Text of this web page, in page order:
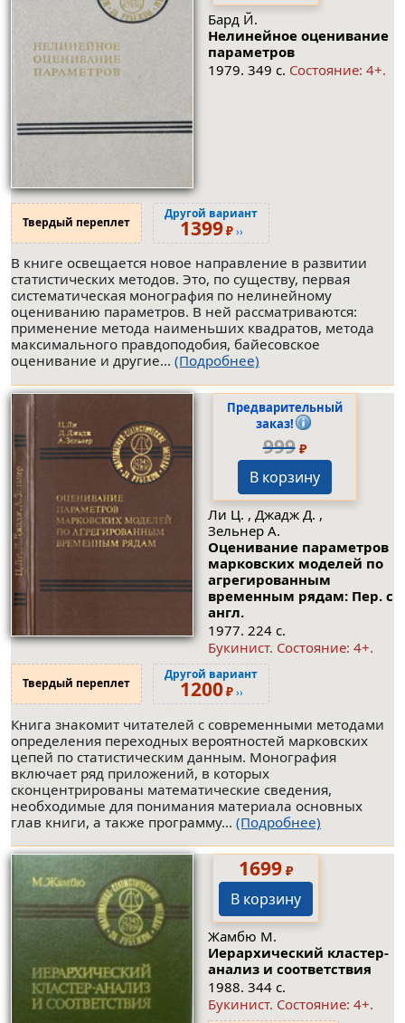
Бард Й.
Нелинейное оценивание
параметров
1979. 349 с. Состояние: 4+.
Твердый переплет
Другой вариант
1399₽››
В книге освещается новое направление в развитии
статистических методов. Это, по существу, первая
систематическая монография по нелинейному
оцениванию параметров. В ней рассматриваются:
применение метода наименьших квадратов, метода
максимального правдоподобия, байесовское
оценивание и другие... (Подробнее)
Предварительный
заказ!
999₽
В корзину
Ли Ц. , Джадж Д. ,
Зельнер А.
Оценивание параметров
марковских моделей по
агрегированным
временным рядам: Пер. с
англ.
1977. 224 с.
Букинист. Состояние: 4+.
Твердый переплет
Другой вариант
1200₽››
Книга знакомит читателей с современными методами
определения переходных вероятностей марковских
цепей по статистическим данным. Монография
включает ряд приложений, в которых
сконцентрированы математические сведения,
необходимые для понимания материала основных
глав книги, а также программу... (Подробнее)
1699₽
В корзину
Жамбю М.
Иерархический кластер-
анализ и соответствия
1988. 344 с.
Букинист. Состояние: 4+.